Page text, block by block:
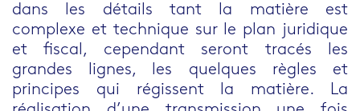
dans les détails tant la matière est
complexe et technique sur le plan juridique
et fiscal , cependant seront tracés les
grandes lignes, les quelques règles et
principes qui régissent la matière. La